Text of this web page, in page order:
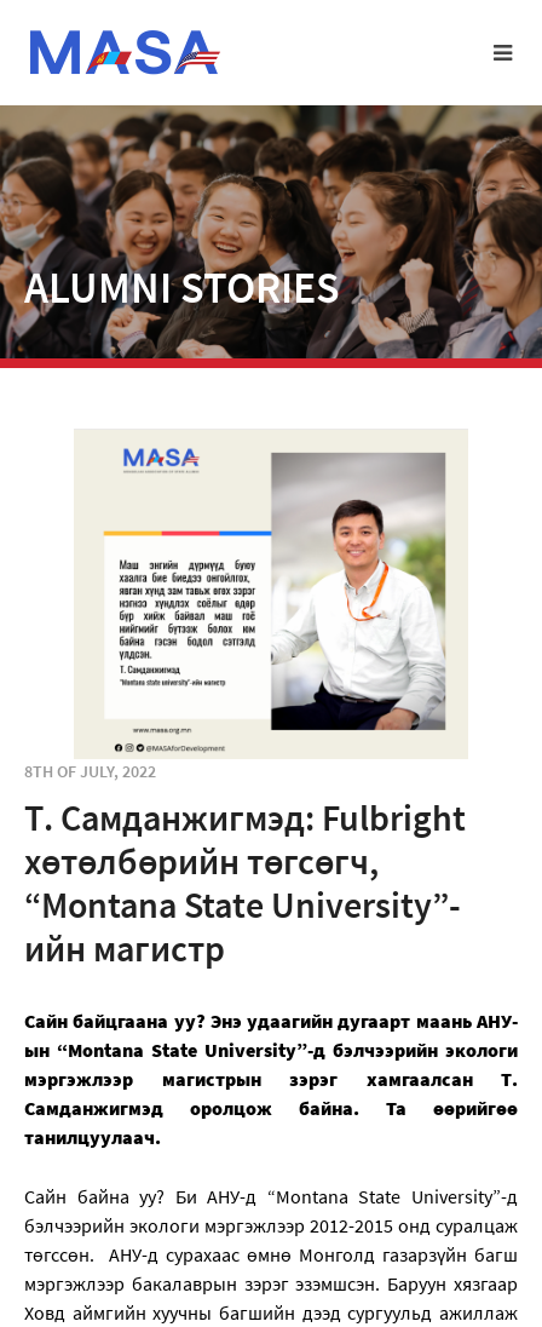
ALUMNI STORIES
8TH OF JULY, 2022
Т. Самданжигмэд: Fulbright
хөтөлбөрийн төгсөгч,
“Montana State University”-
ийн магистр
Сайн байцгаана уу? Энэ удаагийн дугаарт маань АНУ-
ын “Montana State University”-д бэлчээрийн экологи
мэргэжлээр магистрын зэрэг хамгаалсан Т.
Самданжигмэд оролцож байна. Та өөрийгөө
танилцуулаач.
Сайн байна уу? Би АНУ-д “Montana State University”-д
бэлчээрийн экологи мэргэжлээр 2012-2015 онд суралцаж
төгссөн. АНУ-д сурахаас өмнө Монголд газарзүйн багш
мэргэжлээр бакалаврын зэрэг эзэмшсэн. Баруун хязгаар
Ховд аймгийн хуучны багшийн дээд сургуульд ажиллаж